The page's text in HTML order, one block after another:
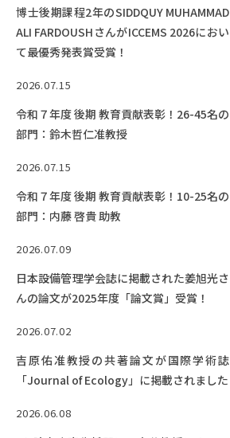
サイトマップ
お問い合わせ
CENTERS
附属教育研究施設
FACULTY
教員一覧
イベントカレンダー
BULLETIN
ANPIC
ANPIC安否情報システム
博士後期課程2年のSIDDQUY MUHAMMAD
ALI FARDOUSHさんがICCEMS 2026におい
て最優秀発表賞受賞！
2026.07.15
令和７年度 後期 教育貢献表彰！26-45名の
部門：鈴木哲仁准教授
2026.07.15
令和７年度 後期 教育貢献表彰！10-25名の
部門：内藤 啓貴 助教
2026.07.09
日本設備管理学会誌に掲載された姜旭光さ
んの論文が2025年度「論文賞」受賞！
2026.07.02
吉原佑准教授の共著論文が国際学術誌
「Journal of Ecology」に掲載されました
2026.06.08